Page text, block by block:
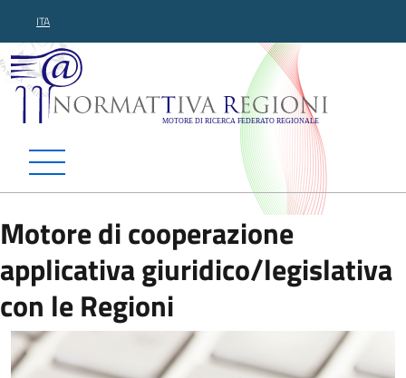
ITA
Normattiva Regioni -
Motore di cooperazione
applicativa giuridico/legislativa
con le Regioni